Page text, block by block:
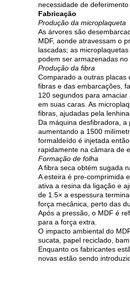
necessidade de
Fabricação
Produção da microplaqueta
As árvores são
MDF, aonde atravessam o
lascadas; as
podem ser armazenadas
Produção da fibra
Comparado a outras placas
fibras e das embarcações,
120 segundos para
em suas caras. As
fibras, ajudadas pela
Da máquina desfibradora, a
aumentando a 1500
formaldeído é injetada
rapidamente na câmara de
Formação de folha
A fibra seca obtém sugada
A esteira é pre-comprimida
ativa a resina da ligação e
de 1.5× a espessura
força mecânica, perto das
Após a pressão, o MDF é
para a força extra.
O impacto ambiental do
sucata, papel reciclado,
Enquanto os fabricantes
novas estão sendo